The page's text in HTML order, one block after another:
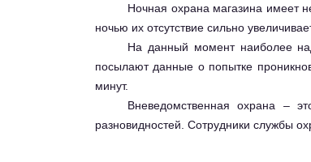
Ночная охрана магазина имеет
ночью их отсутствие сильно
На данный момент наиболее
посылают данные о попытке
минут.
Вневедомственная охрана –
разновидностей. Сотрудники службы